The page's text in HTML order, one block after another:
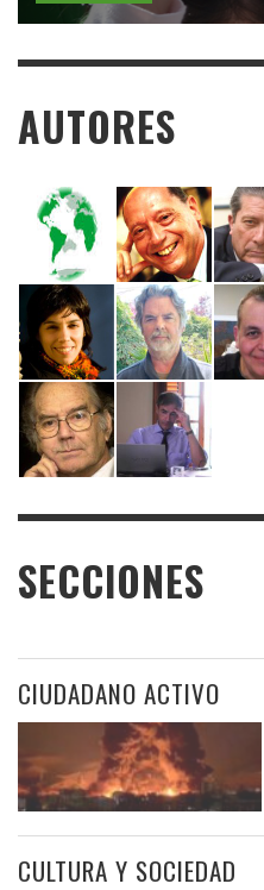
AUTORES
SECCIONES
CIUDADANO ACTIVO
CULTURA Y SOCIEDAD